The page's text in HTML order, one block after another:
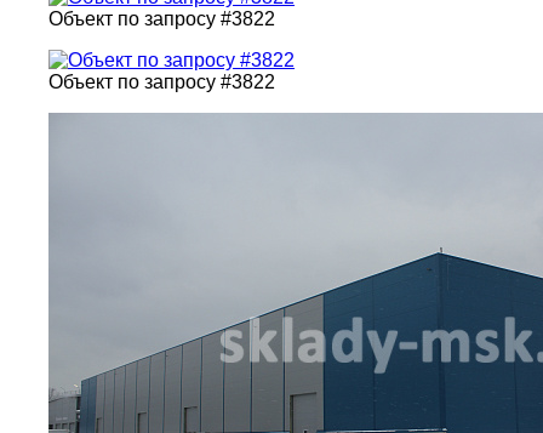
Объект по запросу #3822
Объект по запросу #3822